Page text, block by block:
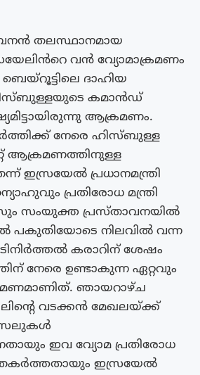
തലസ്ഥാനമായ
വൻ വ്യോമാക്രമണം
ദാഹിയ
കമാൻഡ്
ആക്രമണം.
നേരെ ഹിസ്‌ബുള്ള
ആക്രമണത്തിനുള്ള
ഇസ്രയേൽ പ്രധാനമന്ത്രി
പ്രതിരോധ മന്ത്രി
സംയുക്ത പ്രസ്‌താവനയിൽ
പകുതിയോടെ നിലവിൽ വന്ന
കരാറിന് ശേഷം
നേരെ ഉണ്ടാകുന്ന ഏറ്റവും
ഞായറാഴ്‌ച
വടക്കൻ മേഖലയ്ക്ക്
ഇവ വ്യോമ പ്രതിരോധ
തകർത്തതായും ഇസ്രയേൽ